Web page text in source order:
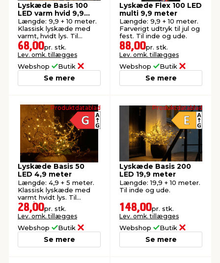
Lyskæde Basis 100
LED varm hvid 9,9
meter
Længde: 9,9 + 10 meter.
Klassisk lyskæde med
varmt, hvidt lys. Til
inde/ude.
68,00pr. stk.
Lev. omk. tillægges
Webshop Butik
Se mere
Lyskæde Flex 100 LED
multi 9,9 meter
Længde: 9,9 + 10 meter.
Farverigt udtryk til jul og
fest. Til inde og ude.
88,00pr. stk.
Lev. omk. tillægges
Webshop Butik
Se mere
Produktdatablad
Lyskæde Basis 50
LED 4,9 meter
Længde: 4,9 + 5 meter.
Klassisk lyskæde med
varmt hvidt lys. Til
inde/ude.
28,00pr. stk.
Lev. omk. tillægges
Webshop Butik
Se mere
Produktdatablad
Lyskæde Basis 200
LED 19,9 meter
Længde: 19,9 + 10 meter.
Til inde og ude.
148,00pr. stk.
Lev. omk. tillægges
Webshop Butik
Se mere